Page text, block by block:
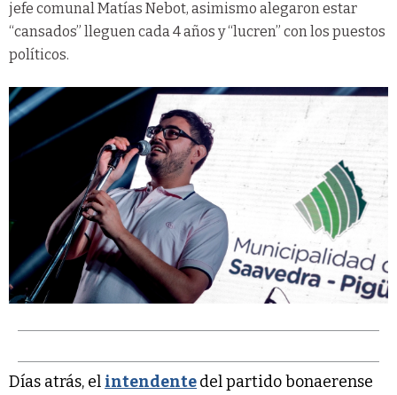
jefe comunal Matías Nebot, asimismo alegaron estar
“cansados” lleguen cada 4 años y “lucren” con los puestos
políticos.
Días atrás, el intendentedel partido bonaerense